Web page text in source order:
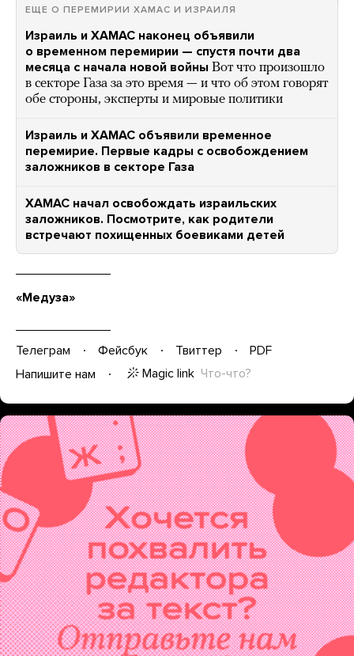
ЕЩЕ О ПЕРЕМИРИИ ХАМАС И ИЗРАИЛЯ
Израиль и ХАМАС наконец объявили
о временном перемирии — спустя почти два
месяца с начала новой войны Вот что произошло
в секторе Газа за это время — и что об этом говорят
обе стороны, эксперты и мировые политики
Израиль и ХАМАС объявили временное
перемирие. Первые кадры с освобождением
заложников в секторе Газа
ХАМАС начал освобождать израильских
заложников. Посмотрите, как родители
встречают похищенных боевиками детей
«Медуза»
Телеграм Фейсбук Твиттер
PDF
Напишите нам
Magic link Что-что?